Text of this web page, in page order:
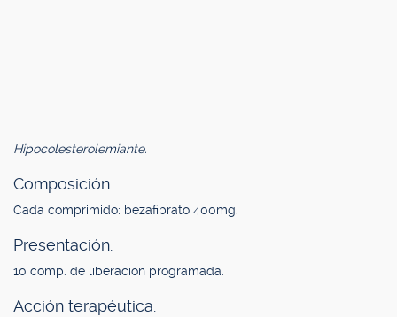
Hipocolesterolemiante.
Composición.
Cada comprimido: bezafibrato 400mg.
Presentación.
10 comp. de liberación programada.
Acción terapéutica.